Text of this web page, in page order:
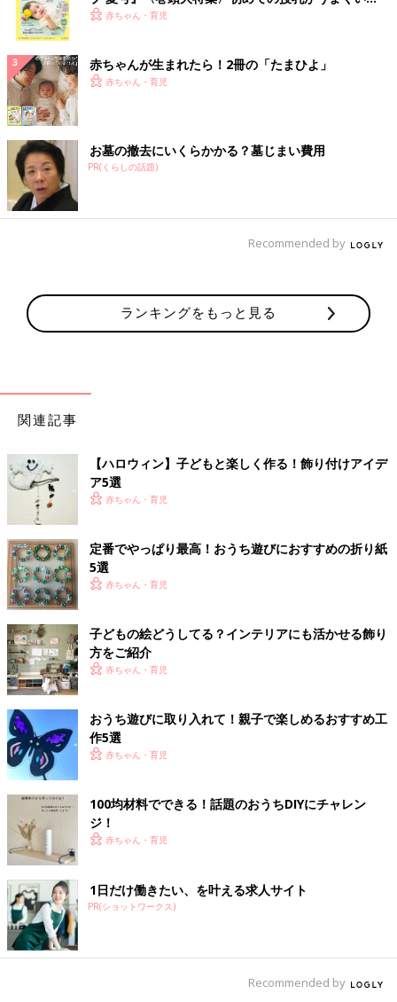
く！ おっぱい・ミルクの基本と夏のトラブル 解決テ
赤ちゃん・育児
赤ちゃんが生まれたら！2冊の「たまひよ」
赤ちゃん・育児
お墓の撤去にいくらかかる？墓じまい費用
PR(くらしの話題)
Recommended by
ランキングをもっと見る
関連記事
【ハロウィン】子どもと楽しく作る！飾り付けアイデ
ア5選
赤ちゃん・育児
定番でやっぱり最高！おうち遊びにおすすめの折り紙
5選
赤ちゃん・育児
子どもの絵どうしてる？インテリアにも活かせる飾り
方をご紹介
赤ちゃん・育児
おうち遊びに取り入れて！親子で楽しめるおすすめ工
作5選
赤ちゃん・育児
100均材料でできる！話題のおうちDIYにチャレン
ジ！
赤ちゃん・育児
1日だけ働きたい、を叶える求人サイト
PR(ショットワークス)
Recommended by